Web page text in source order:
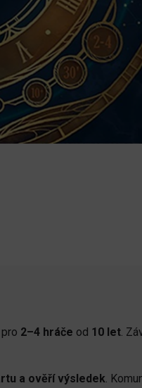
pro 2–4 hráče od 10 let.
a ověří výsledek.